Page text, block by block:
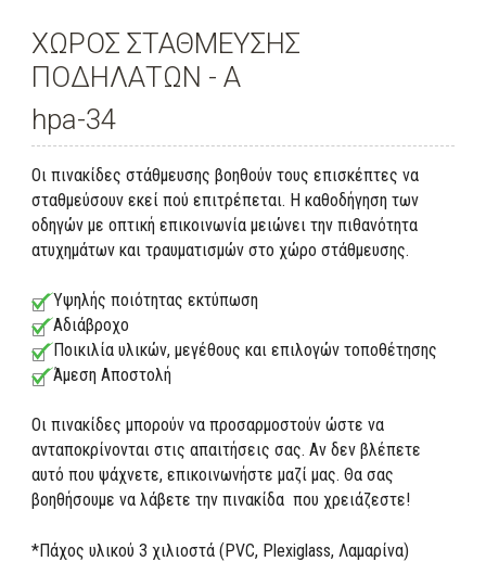
ΧΩΡΟΣ ΣΤΑΘΜΕΥΣΗΣ
ΠΟΔΗΛΑΤΩΝ - Α
hpa-34
Οι πινακίδες στάθμευσης βοηθούν τους επισκέπτες να
σταθμεύσουν εκεί πού επιτρέπεται. Η καθοδήγηση των
οδηγών με οπτική επικοινωνία μειώνει την πιθανότητα
ατυχημάτων και τραυματισμών στο χώρο στάθμευσης.
Υψηλής ποιότητας εκτύπωση
Αδιάβροχο
Ποικιλία υλικών, μεγέθους και επιλογών τοποθέτησης
Άμεση Αποστολή
Οι πινακίδες μπορούν να προσαρμοστούν ώστε να
ανταποκρίνονται στις απαιτήσεις σας. Αν δεν βλέπετε
αυτό που ψάχνετε, επικοινωνήστε μαζί μας. Θα σας
βοηθήσουμε να λάβετε την πινακίδα που χρειάζεστε!
*Πάχος υλικού 3 χιλιοστά (PVC, Plexiglass, Λαμαρίνα)